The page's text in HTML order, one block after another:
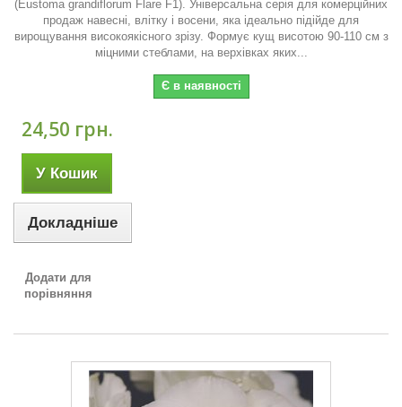
(Eustoma grandiflorum Flare F1). Універсальна серія для комерційних
продаж навесні, влітку і восени, яка ідеально підійде для
вирощування високоякісного зрізу. Формує кущ висотою 90-110 см з
міцними стеблами, на верхівках яких...
Є в наявності
24,50 грн.
У Кошик
Докладніше
Додати для
порівняння